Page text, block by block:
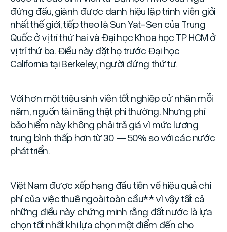
đứng đầu, giành được danh hiệu lập trình viên giỏi
nhất thế giới, tiếp theo là Sun Yat-Sen của Trung
Quốc ở vị trí thứ hai và Đại học Khoa học TP HCM ở
vị trí thứ ba. Điều này đặt họ trước Đại học
California tại Berkeley, người đứng thứ tư.
Với hơn một triệu sinh viên tốt nghiệp cử nhân mỗi
năm, nguồn tài năng thật phi thường. Nhưng phí
bảo hiểm này không phải trả giá vì mức lương
trung bình thấp hơn từ 30 — 50% so với các nước
phát triển.
Việt Nam được xếp hạng đầu tiên về hiệu quả chi
phí của việc thuê ngoài toàn cầu** vì vậy tất cả
những điều này chứng minh rằng đất nước là lựa
chọn tốt nhất khi lựa chọn một điểm đến cho